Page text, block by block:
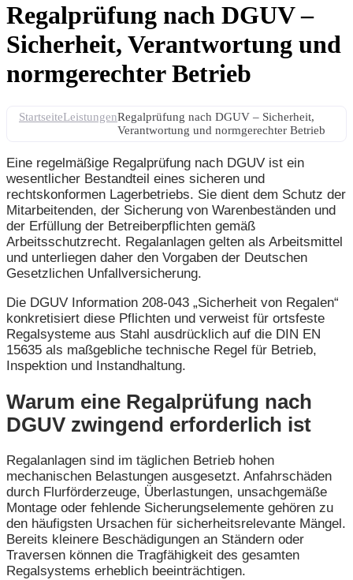
Regalprüfung nach DGUV –
Sicherheit, Verantwortung und
normgerechter Betrieb
StartseiteLeistungenRegalprüfung nach DGUV – Sicherheit,
Verantwortung und normgerechter Betrieb
Eine regelmäßige Regalprüfung nach DGUV ist ein
wesentlicher Bestandteil eines sicheren und
rechtskonformen Lagerbetriebs. Sie dient dem Schutz der
Mitarbeitenden, der Sicherung von Warenbeständen und
der Erfüllung der Betreiberpflichten gemäß
Arbeitsschutzrecht. Regalanlagen gelten als Arbeitsmittel
und unterliegen daher den Vorgaben der Deutschen
Gesetzlichen Unfallversicherung.
Die DGUV Information 208-043 „Sicherheit von Regalen“
konkretisiert diese Pflichten und verweist für ortsfeste
Regalsysteme aus Stahl ausdrücklich auf die DIN EN
15635 als maßgebliche technische Regel für Betrieb,
Inspektion und Instandhaltung.
Warum eine Regalprüfung nach
DGUV zwingend erforderlich ist
Regalanlagen sind im täglichen Betrieb hohen
mechanischen Belastungen ausgesetzt. Anfahrschäden
durch Flurförderzeuge, Überlastungen, unsachgemäße
Montage oder fehlende Sicherungselemente gehören zu
den häufigsten Ursachen für sicherheitsrelevante Mängel.
Bereits kleinere Beschädigungen an Ständern oder
Traversen können die Tragfähigkeit des gesamten
Regalsystems erheblich beeinträchtigen.